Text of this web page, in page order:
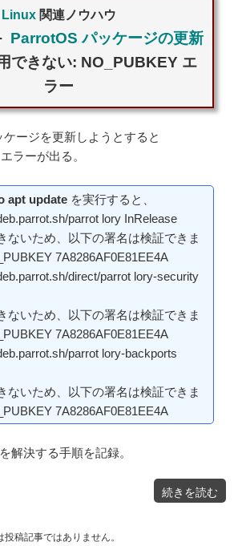
Linux関連ノウハウ
ParrotOS パッケージの更新
できない: NO_PUBKEY エ
ラー
ージを更新しようとすると
ラーが出る。
apt update を実行すると、
parrot lory InRelease
ないため、以下の署名は検証できま
7A8286AF0E81EE4A
direct/parrot lory-security
ないため、以下の署名は検証できま
7A8286AF0E81EE4A
parrot lory-backports
ないため、以下の署名は検証できま
7A8286AF0E81EE4A
解決する手順を記録。
"ParrotOS
公
開
続きを読む
稿記事ではありません。